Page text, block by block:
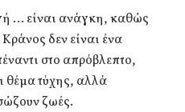
… είναι ανάγκη, καθώς
δεν είναι ένα
στο απρόβλεπτο,
θέμα τύχης, αλλά
ζωές.